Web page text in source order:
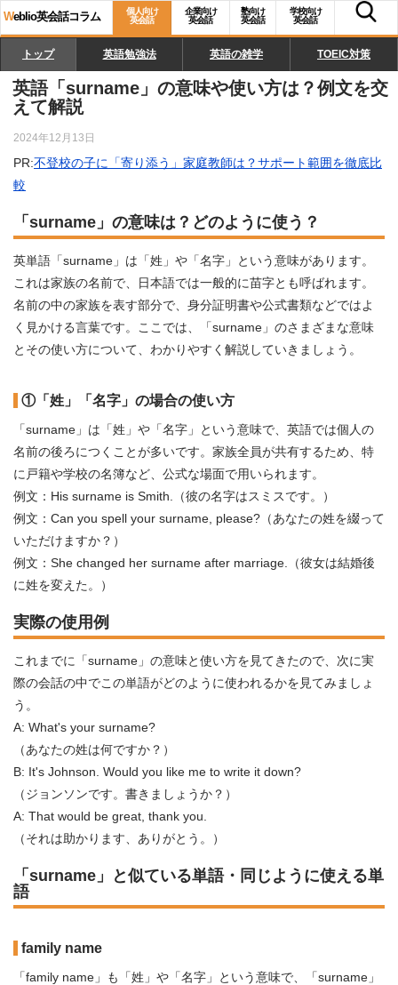
Weblio英会話コラム
個人向け
英会話
企業向け
英会話
塾向け
英会話
学校向け
英会話
トップ 英語勉強法 英語の雑学 TOEIC対策
英語「surname」の意味や使い方は？例文を交
えて解説
2024年12月13日
PR:不登校の子に「寄り添う」家庭教師は？サポート範囲を徹底比
較
「surname」の意味は？どのように使う？
英単語「surname」は「姓」や「名字」という意味があります。
これは家族の名前で、日本語では一般的に苗字とも呼ばれます。
名前の中の家族を表す部分で、身分証明書や公式書類などではよ
く見かける言葉です。ここでは、「surname」のさまざまな意味
とその使い方について、わかりやすく解説していきましょう。
①「姓」「名字」の場合の使い方
「surname」は「姓」や「名字」という意味で、英語では個人の
名前の後ろにつくことが多いです。家族全員が共有するため、特
に戸籍や学校の名簿など、公式な場面で用いられます。
例文：His surname is Smith.（彼の名字はスミスです。）
例文：Can you spell your surname, please?（あなたの姓を綴って
いただけますか？）
例文：She changed her surname after marriage.（彼女は結婚後
に姓を変えた。）
実際の使用例
これまでに「surname」の意味と使い方を見てきたので、次に実
際の会話の中でこの単語がどのように使われるかを見てみましょ
う。
A: What's your surname?
（あなたの姓は何ですか？）
B: It's Johnson. Would you like me to write it down?
（ジョンソンです。書きましょうか？）
A: That would be great, thank you.
（それは助かります、ありがとう。）
「surname」と似ている単語・同じように使える単
語
family name
「family name」も「姓」や「名字」という意味で、「surname」